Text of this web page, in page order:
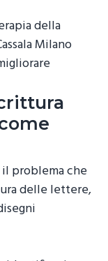
della
Milano
problema che
delle lettere,